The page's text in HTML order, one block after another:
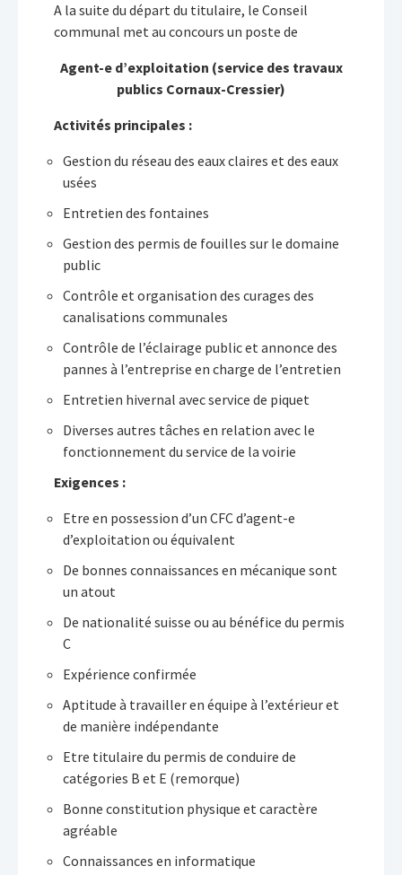
A la suite du départ du titulaire, le Conseil
communal met au concours un poste de
Agent-e d’exploitation (service des travaux
publics Cornaux-Cressier)
Activités principales :
Gestion du réseau des eaux claires et des eaux
usées
Entretien des fontaines
Gestion des permis de fouilles sur le domaine
public
Contrôle et organisation des curages des
canalisations communales
Contrôle de l’éclairage public et annonce des
pannes à l’entreprise en charge de l’entretien
Entretien hivernal avec service de piquet
Diverses autres tâches en relation avec le
fonctionnement du service de la voirie
Exigences :
Etre en possession d’un CFC d’agent-e
d’exploitation ou équivalent
De bonnes connaissances en mécanique sont
un atout
De nationalité suisse ou au bénéfice du permis
C
Expérience confirmée
Aptitude à travailler en équipe à l’extérieur et
de manière indépendante
Etre titulaire du permis de conduire de
catégories B et E (remorque)
Bonne constitution physique et caractère
agréable
Connaissances en informatique